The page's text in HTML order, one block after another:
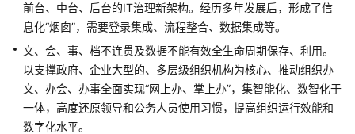
概
述
资
源
和
前台、中台、后台的IT治理新架构。经历多年发展后，形成了信
息化“烟囱”，需要登录集成、流程整合、数据集成等。
文、会、事、档不连贯及数据不能有效全生命周期保存、利用。
以支撑政府、企业大型的、多层级组织机构为核心、推动组织办
文、办会、办事全面实现“网上办、掌上办”，集智能化、数智化于
一体，高度还原领导和公务人员使用习惯，提高组织运行效能和
数字化水平。